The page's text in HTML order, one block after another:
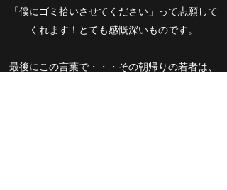
「僕にゴミ拾いさせてください」って志願して
くれます！とても感慨深いものです。
最後にこの言葉で・・・その朝帰りの若者は、